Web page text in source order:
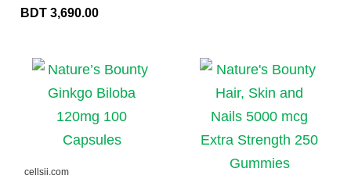
BDT 3,690.00
cellsii.com